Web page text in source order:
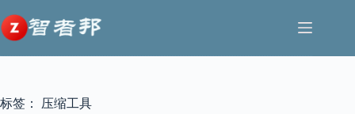
至
内
容
标签： 压缩工具